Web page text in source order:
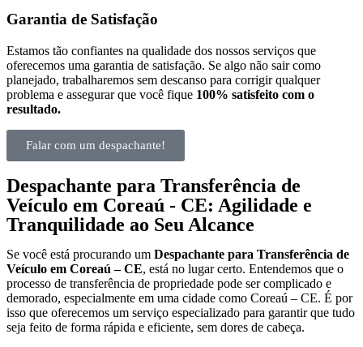
Garantia de Satisfação
Estamos tão confiantes na qualidade dos nossos serviços que
oferecemos uma garantia de satisfação. Se algo não sair como
planejado, trabalharemos sem descanso para corrigir qualquer
problema e assegurar que você fique 100% satisfeito com o
resultado.
Falar com um despachante!
Despachante para Transferência de
Veículo em Coreaú - CE: Agilidade e
Tranquilidade ao Seu Alcance
Se você está procurando um Despachante para Transferência de
Veículo em Coreaú – CE, está no lugar certo. Entendemos que o
processo de transferência de propriedade pode ser complicado e
demorado, especialmente em uma cidade como Coreaú – CE. É por
isso que oferecemos um serviço especializado para garantir que tudo
seja feito de forma rápida e eficiente, sem dores de cabeça.